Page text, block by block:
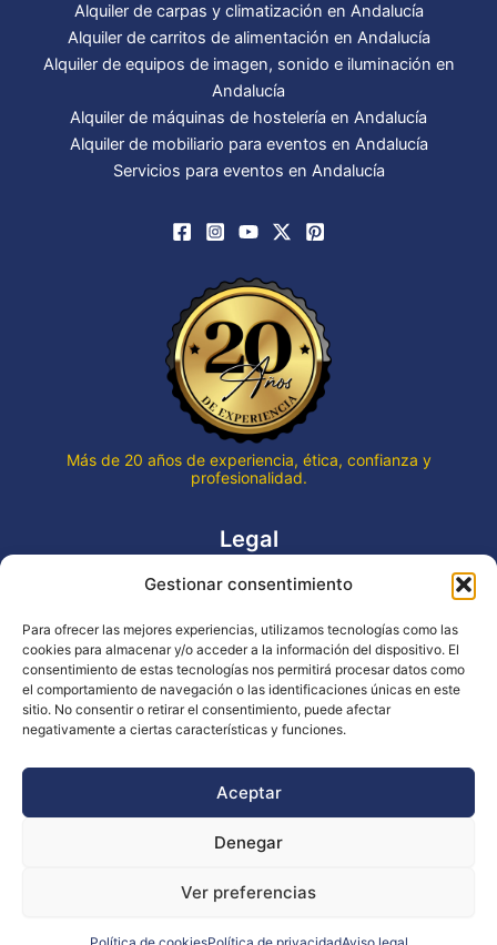
Gestionar consentimiento
Para ofrecer las mejores experiencias, utilizamos tecnologías como las
cookies para almacenar y/o acceder a la información del dispositivo. El
consentimiento de estas tecnologías nos permitirá procesar datos como
el comportamiento de navegación o las identificaciones únicas en este
sitio. No consentir o retirar el consentimiento, puede afectar
negativamente a ciertas características y funciones.
Aceptar
Denegar
Ver preferencias
Alquiler de carpas y climatización en Andalucía
Alquiler de carritos de alimentación en Andalucía
Alquiler de equipos de imagen, sonido e iluminación en
Andalucía
Alquiler de máquinas de hostelería en Andalucía
Alquiler de mobiliario para eventos en Andalucía
Servicios para eventos en Andalucía
Más de 20 años de experiencia, ética, confianza y
profesionalidad.
Legal
Aviso legal
Declaración de accesibilidad
Política de cookies (UE)